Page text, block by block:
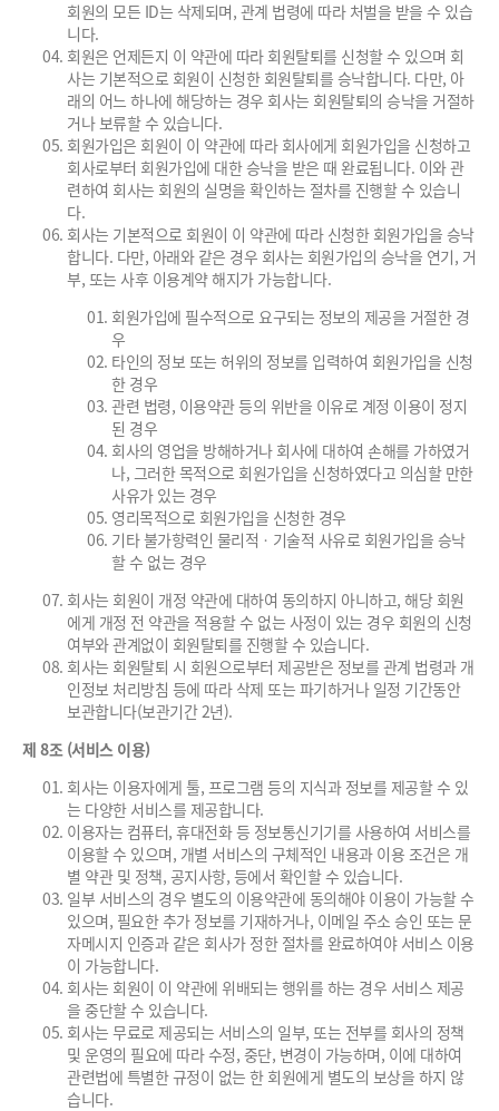
회원의 모든 ID는 삭제되며, 관계 법령에 따라 처벌을 받을 수 있습
니다.
회원은 언제든지 이 약관에 따라 회원탈퇴를 신청할 수 있으며 회
사는 기본적으로 회원이 신청한 회원탈퇴를 승낙합니다. 다만, 아
래의 어느 하나에 해당하는 경우 회사는 회원탈퇴의 승낙을 거절하
거나 보류할 수 있습니다.
회원가입은 회원이 이 약관에 따라 회사에게 회원가입을 신청하고
회사로부터 회원가입에 대한 승낙을 받은 때 완료됩니다. 이와 관
련하여 회사는 회원의 실명을 확인하는 절차를 진행할 수 있습니
다.
회사는 기본적으로 회원이 이 약관에 따라 신청한 회원가입을 승낙
합니다. 다만, 아래와 같은 경우 회사는 회원가입의 승낙을 연기, 거
부, 또는 사후 이용계약 해지가 가능합니다.
회원가입에 필수적으로 요구되는 정보의 제공을 거절한 경
우
타인의 정보 또는 허위의 정보를 입력하여 회원가입을 신청
한 경우
관련 법령, 이용약관 등의 위반을 이유로 계정 이용이 정지
된 경우
회사의 영업을 방해하거나 회사에 대하여 손해를 가하였거
나, 그러한 목적으로 회원가입을 신청하였다고 의심할 만한
사유가 있는 경우
영리목적으로 회원가입을 신청한 경우
기타 불가항력인 물리적ㆍ기술적 사유로 회원가입을 승낙
할 수 없는 경우
회사는 회원이 개정 약관에 대하여 동의하지 아니하고, 해당 회원
에게 개정 전 약관을 적용할 수 없는 사정이 있는 경우 회원의 신청
여부와 관계없이 회원탈퇴를 진행할 수 있습니다.
회사는 회원탈퇴 시 회원으로부터 제공받은 정보를 관계 법령과 개
인정보 처리방침 등에 따라 삭제 또는 파기하거나 일정 기간동안
보관합니다(보관기간 2년).
제 8조 (서비스 이용)
회사는 이용자에게 툴, 프로그램 등의 지식과 정보를 제공할 수 있
는 다양한 서비스를 제공합니다.
이용자는 컴퓨터, 휴대전화 등 정보통신기기를 사용하여 서비스를
이용할 수 있으며, 개별 서비스의 구체적인 내용과 이용 조건은 개
별 약관 및 정책, 공지사항, 등에서 확인할 수 있습니다.
일부 서비스의 경우 별도의 이용약관에 동의해야 이용이 가능할 수
있으며, 필요한 추가 정보를 기재하거나, 이메일 주소 승인 또는 문
자메시지 인증과 같은 회사가 정한 절차를 완료하여야 서비스 이용
이 가능합니다.
회사는 회원이 이 약관에 위배되는 행위를 하는 경우 서비스 제공
을 중단할 수 있습니다.
회사는 무료로 제공되는 서비스의 일부, 또는 전부를 회사의 정책
및 운영의 필요에 따라 수정, 중단, 변경이 가능하며, 이에 대하여
관련법에 특별한 규정이 없는 한 회원에게 별도의 보상을 하지 않
습니다.